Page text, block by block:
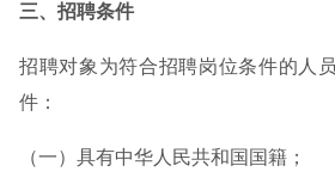
三、招聘条件
招聘对象为符合招聘岗位条件的人
件：
（一）具有中华人民共和国国籍；